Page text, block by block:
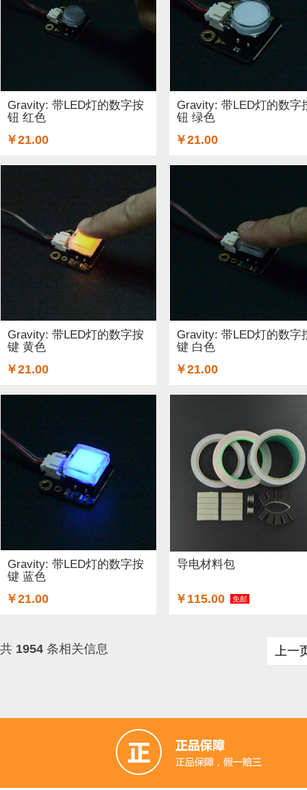
Gravity: 带LED灯的数字按
钮 红色
￥21.00
Gravity: 带LED灯的数字
钮 绿色
￥21.00
Gravity: 带LED灯的数字按
键 黄色
￥21.00
Gravity: 带LED灯的数字
键 白色
￥21.00
Gravity: 带LED灯的数字按
键 蓝色
￥21.00
导电材料包
￥115.00 免邮
共 1954 条相关信息 上一